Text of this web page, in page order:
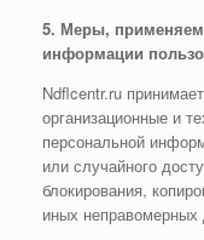
5. Меры,
информации
Ndflcentr.ru
организационные и
персональной
или случайного
блокирования,
иных неправомерных